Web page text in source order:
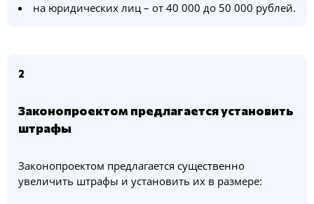
на юридических лиц – от 40 000 до 50 000 рублей.
2
Законопроектом предлагается установить
штрафы
Законопроектом предлагается существенно
увеличить штрафы и установить их в размере: